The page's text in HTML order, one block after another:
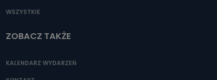
WSZYSTKIE
ZOBACZ TAKŻE
KALENDARZ WYDARZEŃ